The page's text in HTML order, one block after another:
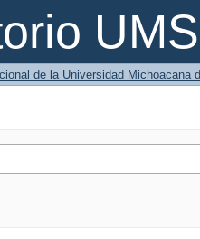
de la Universidad Michoacana